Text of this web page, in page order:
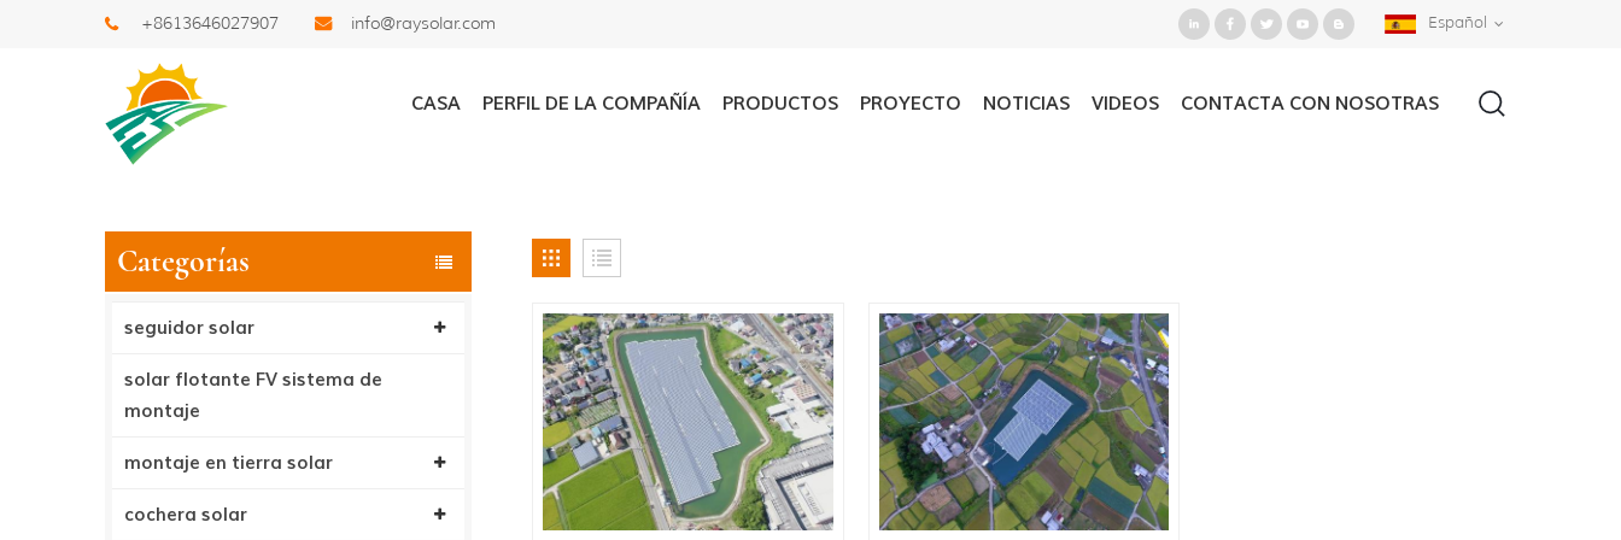
+8613646027907 info@raysolar.com Español
CASA PERFIL DE LA COMPAÑÍA PRODUCTOS PROYECTO NOTICIAS VIDEOS CONTACTA CON NOSOTRAS
Buscar
Categorías
seguidor solar
solar flotante FV sistema de
montaje
montaje en tierra solar
cochera solar